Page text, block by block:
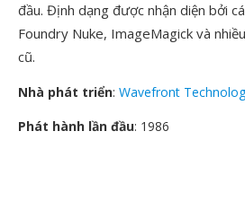
đầu. Định dạng được nhận diện bởi
Foundry Nuke, ImageMagick và
cũ.
Nhà phát triển: Wavefront
Phát hành lần đầu: 1986